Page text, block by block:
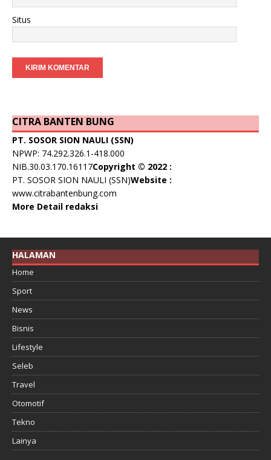
Situs
CITRA BANTEN BUNG
PT. SOSOR SION NAULI (SSN)
NPWP: 74.292.326.1-418.000
NIB.30.03.170.16117Copyright © 2022 :
PT. SOSOR SION NAULI (SSN)Website :
www.citrabantenbung.com
More Detail redaksi
HALAMAN
Home
Sport
News
Bisnis
Lifestyle
Seleb
Travel
Otomotif
Tekno
Lainya